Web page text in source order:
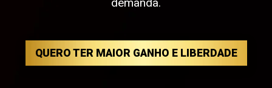
QUERO TER MAIOR GANHO E LIBERDADE